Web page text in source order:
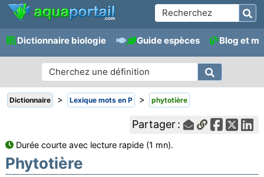
Dictionnaire biologie Guide espèces Blog et
Dictionnaire > Lexique mots en P > phytotière
Partager :
Durée courte avec lecture rapide (1 mn).
Phytotière